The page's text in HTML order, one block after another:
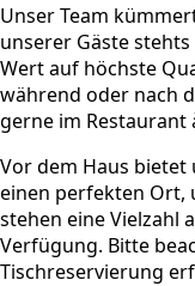
Unser Team
unserer Gäste
Wert auf höchste
während oder nach
gerne im Restaurant
Vor dem Haus
einen perfekten Ort,
stehen eine Vielzahl
Verfügung. Bitte
Tischreservierung